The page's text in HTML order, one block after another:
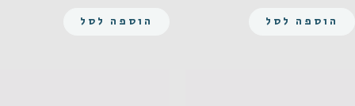
הוספה לסל הוספה לסל